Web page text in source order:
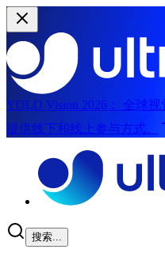
YOLO Vision 2026：
全球视
提供线下和线上参与方式。
搜索...